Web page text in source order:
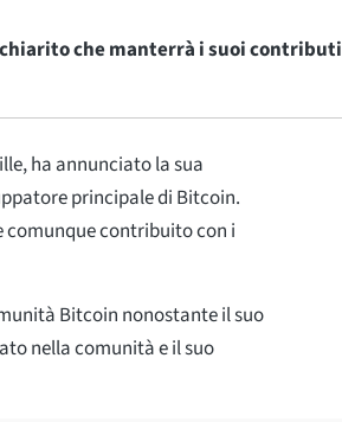
che manterrà i suoi
ha annunciato la sua
principale di Bitcoin.
contribuito con i
Bitcoin nonostante il suo
nella comunità e il suo